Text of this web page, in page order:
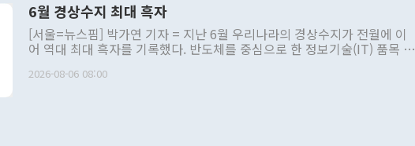
주의적 희망에 근거한 비현실적 구상'이라는 비판을 내놨다. 그동안 정 장
관의 대북 정책 관련 발언이 물의를 빚은 적은 여러 번 있지만 대통령과 유
관 부처 장관이 공개적으로 부정적 입장을 표명한 것은 이례적이다. 정 장
관의 무리한 대북 접근법과 월권을 제어해야 한다는 목소리도 높아지고 있
다. [정동영 통일부 장관이 지난달 23일 오후 서울 종로구 정부서울청사에
6월 경상수지 최대 흑자
[서울=뉴스핌] 박가연 기자 = 지난 6월 우리나라의 경상수지가 전월에 이
어 역대 최대 흑자를 기록했다. 반도체를 중심으로 한 정보기술(IT) 품목 수
료=한국은행] 한국은행이 6일 발표한 '2026년 6월 국제수지(잠정)'에 따르
2026-08-06 08:00